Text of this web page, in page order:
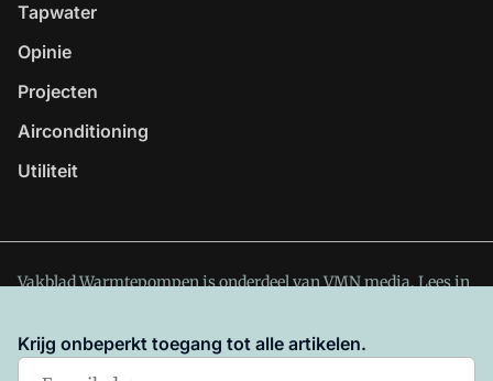
Tapwater
Opinie
Projecten
Airconditioning
Utiliteit
Vakblad Warmtepompen is onderdeel van VMN media. Lees in
deze site zijn de volgende regelingen van toepassing:
Algemene VoorwaardenenPrivacy en Cookie beleid|Privacy
Krijg onbeperkt toegang tot alle artikelen.